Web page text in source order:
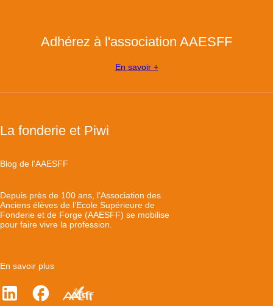
Adhérez à l'association AAESFF
En savoir +
La fonderie et Piwi
Blog de l'AAESFF
Depuis près de 100 ans, l’Association des
Anciens élèves de l’Ecole Supérieure de
Fonderie et de Forge (AAESFF) se mobilise
pour faire vivre la profession.
En savoir plus